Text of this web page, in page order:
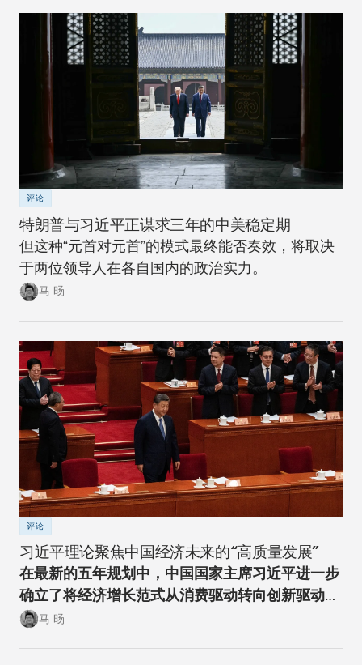
评论
特朗普与习近平正谋求三年的中美稳定期
但这种“元首对元首”的模式最终能否奏效，将取决
于两位领导人在各自国内的政治实力。
马 旸
评论
习近平理论聚焦中国经济未来的“高质量发展”
在最新的五年规划中，中国国家主席习近平进一步
确立了将经济增长范式从消费驱动转向创新驱动的
经济转型方向。
马 旸